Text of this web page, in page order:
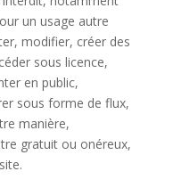
un usage autre
modifier, créer des
sous licence,
en public,
sous forme de flux,
manière,
gratuit ou onéreux,